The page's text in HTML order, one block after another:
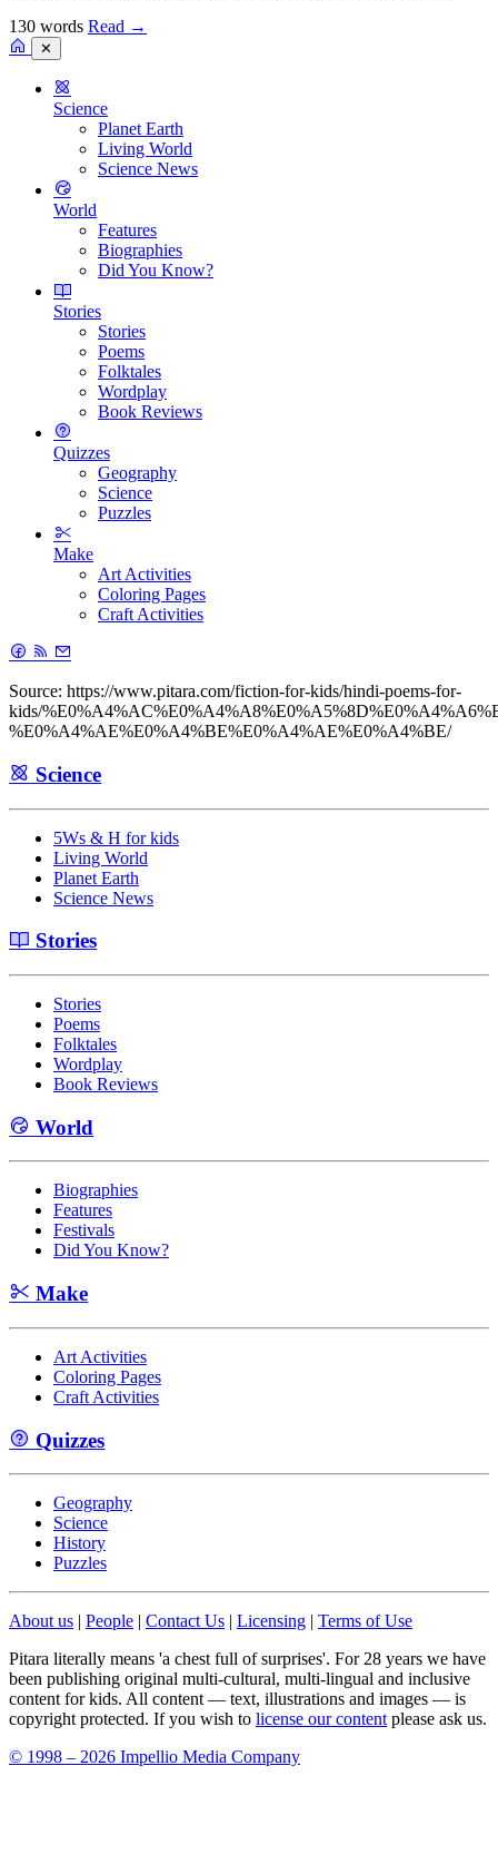
130 words Read →
✕
Science
Planet Earth
Living World
Science News
World
Features
Biographies
Did You Know?
Stories
Stories
Poems
Folktales
Wordplay
Book Reviews
Quizzes
Geography
Science
Puzzles
Make
Art Activities
Coloring Pages
Craft Activities
Source: https://www.pitara.com/fiction-for-kids/hindi-poems-for-
kids/
%E0%A4%AE%E0%A4%BE%E0%A4%AE%E0%A4%BE/
Science
5Ws & H for kids
Living World
Planet Earth
Science News
Stories
Stories
Poems
Folktales
Wordplay
Book Reviews
World
Biographies
Features
Festivals
Did You Know?
Make
Art Activities
Coloring Pages
Craft Activities
Quizzes
Geography
Science
History
Puzzles
About us | People | Contact Us | Licensing | Terms of Use
Pitara literally means 'a chest full of surprises'. For 28 years we have
been publishing original multi-cultural, multi-lingual and inclusive
content for kids. All content — text, illustrations and images — is
copyright protected. If you wish to license our content please ask us.
© 1998 – 2026 Impellio Media Company